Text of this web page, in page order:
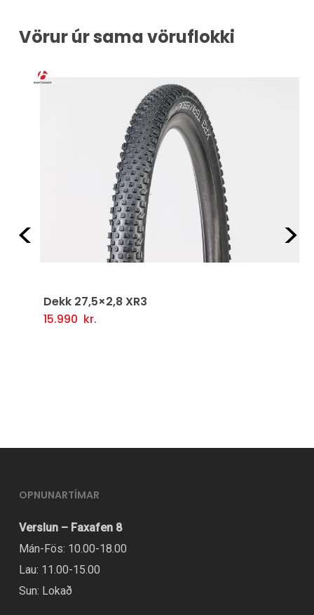
Vörur úr sama vöruflokki
Dekk 27,5×2,8 XR3
15.990kr.
Setja Í Körfu
OPNUNARTÍMAR
Verslun – Faxafen 8
Mán-Fös: 10.00-18.00
Lau: 11.00-15.00
Sun: Lokað